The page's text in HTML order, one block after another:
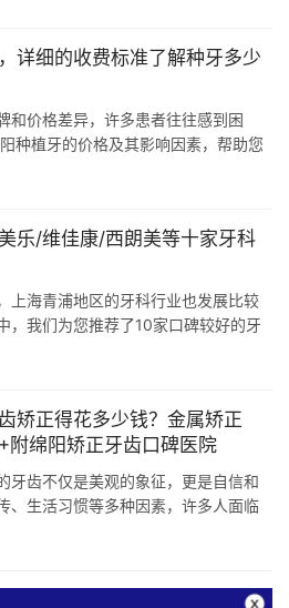
详细的收费标准了解种牙多少
和价格差异，许多患者往往感到困
种植牙的价格及其影响因素，帮助您
乐/维佳康/西朗美等十家牙科
上海青浦地区的牙科行业也发展比较
，我们为您推荐了10家口碑较好的牙
矫正得花多少钱？金属矫正
绵阳矫正牙齿口碑医院
牙齿不仅是美观的象征，更是自信和
、生活习惯等多种因素，许多人面临